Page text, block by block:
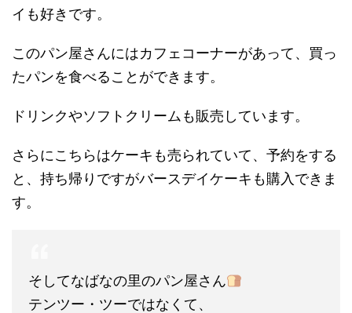
イも好きです。
このパン屋さんにはカフェコーナーがあって、買っ
たパンを食べることができます。
ドリンクやソフトクリームも販売しています。
さらにこちらはケーキも売られていて、予約をする
と、持ち帰りですがバースデイケーキも購入できま
す。
そしてなばなの里のパン屋さん
テンツー・ツーではなくて、